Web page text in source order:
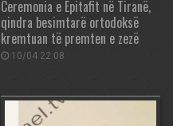
Ceremonia e Epitafit në Tiranë,
qindra besimtarë ortodoksë
kremtuan të premten e zezë
10/04 22:08